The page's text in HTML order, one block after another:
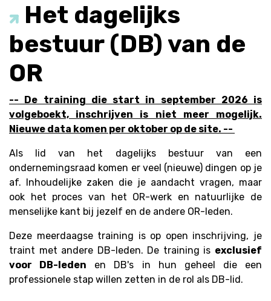
Het dagelijks
bestuur (DB) van de
OR
-- De training die start in september 2026 is
volgeboekt, inschrijven is niet meer mogelijk.
Nieuwe data komen per oktober op de site. --
Als lid van het dagelijks bestuur van een
ondernemingsraad komen er veel (nieuwe) dingen op je
af. Inhoudelijke zaken die je aandacht vragen, maar
ook het proces van het OR-werk en natuurlijke de
menselijke kant bij jezelf en de andere OR-leden.
Deze meerdaagse training is op open inschrijving, je
traint met andere DB-leden. De training is exclusief
voor DB-leden en DB's in hun geheel die een
professionele stap willen zetten in de rol als DB-lid.